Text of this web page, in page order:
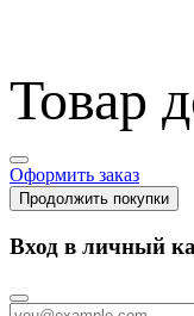
Товар
Оформить заказ
Продолжить покупки
Вход в личный